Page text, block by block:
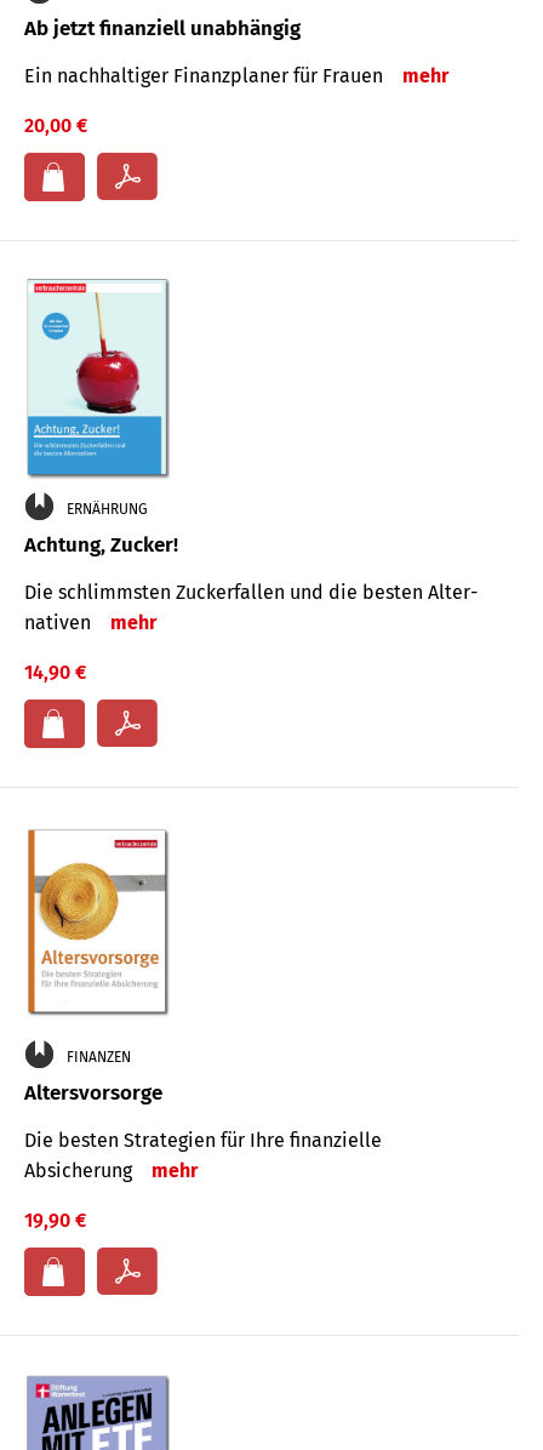
Ab jetzt finanziell unabhängig
Ein nachhaltiger Finanzplaner für Frauen mehr
20,00 €
ERNÄHRUNG
Achtung, Zucker!
Die schlimmsten Zucker­fallen und die besten Alter­
nativen
mehr
14,90 €
FINANZEN
Altersvorsorge
Die besten Strategien für Ihre finanzielle
Absicherung
mehr
19,90 €